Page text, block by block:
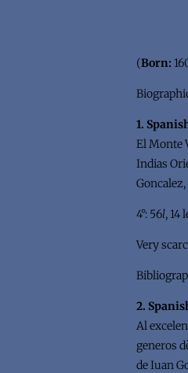
(Born:
1.
El Monte
Indias
Goncalez,
4°: 56l, 14
Very
2.
Al
generos
de Iuan